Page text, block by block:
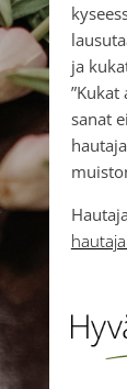
ja
sanat